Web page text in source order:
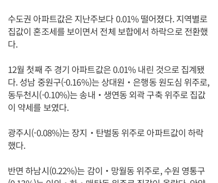
수도권 아파트값은 지난주보다 0.01% 떨어졌다. 지역별로
집값이 혼조세를 보이면서 전체 보합에서 하락으로 전환했
다.
12월 첫째 주 경기 아파트값은 0.01% 내린 것으로 집계됐
다. 성남 중원구(-0.16%)는 상대원‧은행동 원도심 위주로,
동두천시(-0.10%)는 송내‧생연동 외곽 구축 위주로 집값
이 약세를 보였다.
광주시(-0.08%)는 장지‧탄벌동 위주로 아파트값이 하락
했다.
반면 하남시(0.22%)는 감이‧망월동 위주로, 수원 영통구